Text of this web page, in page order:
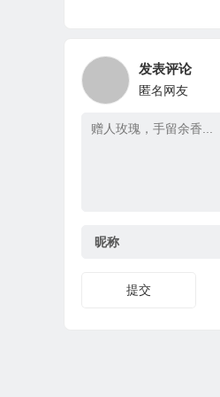
发表评论
匿名网友
昵称
提交